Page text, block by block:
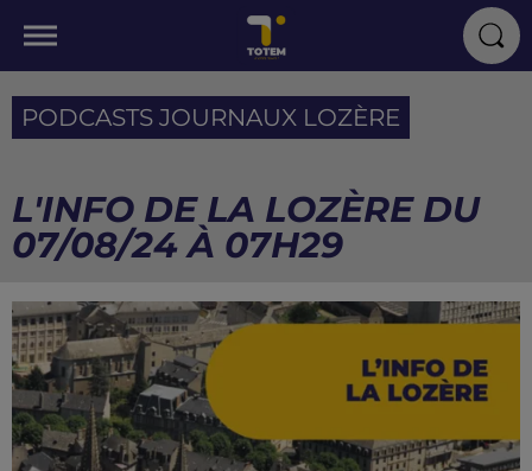
PODCASTS JOURNAUX LOZÈRE
L'INFO DE LA LOZÈRE DU
07/08/24 À 07H29